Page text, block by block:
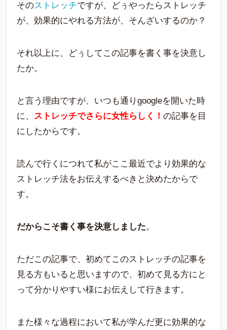
そのストレッチですが、どぅやったらストレッチ
が、効果的にやれる方法が、そんざいするのか？
それ以上に、どぅしてこの記事を書く事を決意し
たか。
と言う理由ですが、いつも通りgoogleを開いた時
に、 ストレッチでさらに女性らしく！ の記事を目
にしたからです。
読んで行くにつれて私がここ最近でより効果的な
ストレッチ法をお伝えするべきと決めたからで
す。
だからこそ書く事を決意しました。
ただこの記事で、初めてこのストレッチの記事を
見る方もいると思いますので、初めて見る方にと
って分かりやすい様にお伝えして行きます。
また様々な過程において私が学んだ更に効果的な